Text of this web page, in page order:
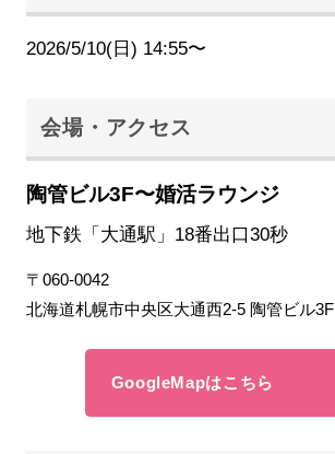
2026/5/10(日) 14:55〜
会場・アクセス
陶管ビル3F〜婚活ラウンジ
地下鉄「大通駅」18番出口30秒
〒060-0042
北海道札幌市中央区大通西2-5 陶管ビル3F
GoogleMapはこちら